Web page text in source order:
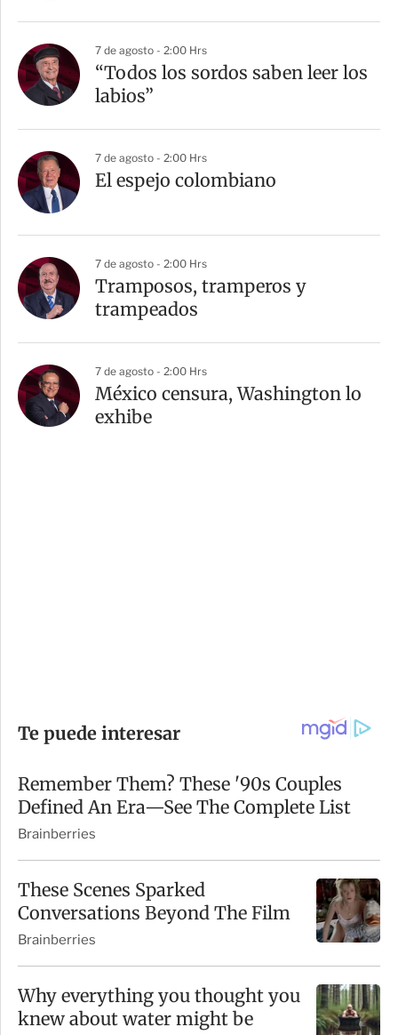
7 de agosto - 2:00 Hrs
“Todos los sordos saben leer los
labios”
7 de agosto - 2:00 Hrs
El espejo colombiano
7 de agosto - 2:00 Hrs
Tramposos, tramperos y
trampeados
7 de agosto - 2:00 Hrs
México censura, Washington lo
exhibe